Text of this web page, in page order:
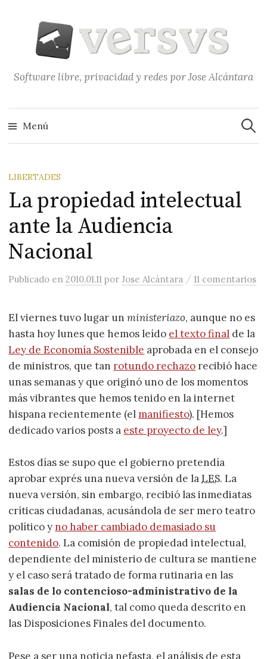
contenido
Software libre, privacidad y redes por Jose Alcántara
Menú
LIBERTADES
La propiedad intelectual
ante la Audiencia
Nacional
Publicado en2010.01.11 porJose Alcántara /11 comentarios
El viernes tuvo lugar unministeriazo, aunque no es
hasta hoy lunes que hemos leído el texto final de la
Ley de Economía Sostenible aprobada en el consejo
de ministros, que tanrotundo rechazo recibió hace
unas semanas y que originó uno de los momentos
más vibrantes que hemos tenido en la internet
hispana recientemente (elmanifiesto). [Hemos
dedicado varios posts a este proyecto de ley.]
Estos días se supo que el gobierno pretendía
aprobar exprés una nueva versión de laLES. La
nueva versión, sin embargo, recibió las inmediatas
críticas ciudadanas, acusándola de ser mero teatro
político yno haber cambiado demasiado su
contenido. La comisión de propiedad intelectual,
dependiente del ministerio de cultura se mantiene
y el caso será tratado de forma rutinaria en las
salas de lo contencioso-administrativo de la
Audiencia Nacional, tal como queda descrito en
las Disposiciones Finales del documento.
Pese a ser una noticia nefasta, el análisis de esta